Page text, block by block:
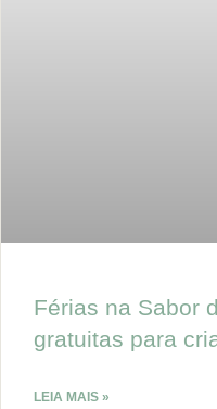
Férias na Sabor
gratuitas para
LEIA MAIS »